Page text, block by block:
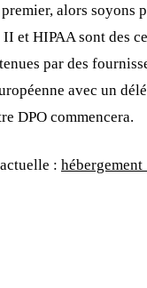
alors soyons
et HIPAA sont des
par des
avec un
DPO commencera.
: